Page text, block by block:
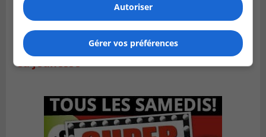
LA PRAIRIE
Publié le 4 août 2026 à 15h50
Le mur du rempart de La Prairie retrouve
sa jeunesse
Autoriser
Gérer vos préférences